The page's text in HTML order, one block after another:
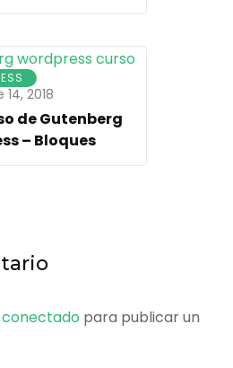
2018
de Gutenberg
– Bloques
conectado para publicar un